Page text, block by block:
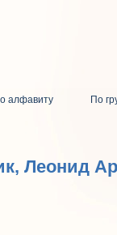
алфавиту
По
Леонид